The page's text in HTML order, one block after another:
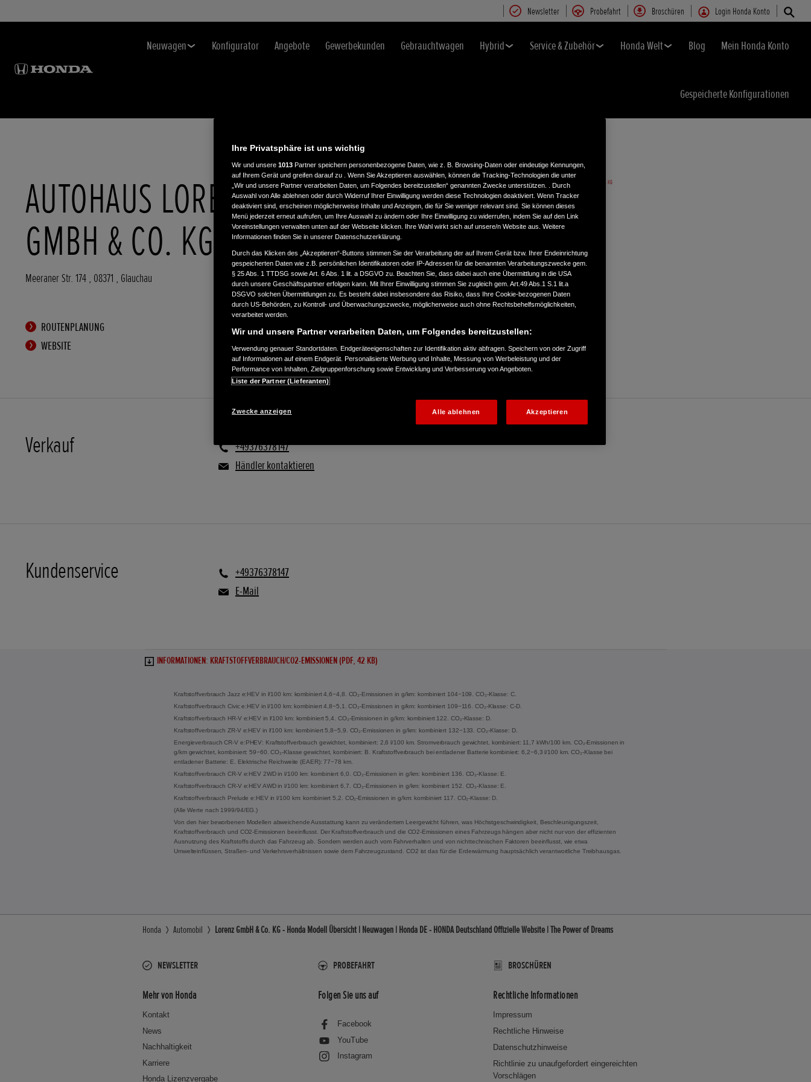
Newsletter Probefahrt Broschüren Login Honda Konto
Neuwagen Konfigurator Angebote Gewerbekunden Gebrauchtwagen Hybrid Service & Zubehör Honda Welt Blog Mein Honda Konto
Gespeicherte Konfigurationen
AUTOHAUS LORENZ
GMBH & CO. KG
Meeraner Str. 174 , 08371 , Glauchau
ROUTENPLANUNG
WEBSITE
Verkauf
+49376378147
Händler kontaktieren
Kundenservice
+49376378147
E-Mail
INFORMATIONEN: KRAFTSTOFFVERBRAUCH/CO2-EMISSIONEN (PDF, 42 KB)
Kraftstoffverbrauch Jazz e:HEV in l/100 km: kombiniert 4,6−4,8. CO₂-Emissionen in g/km: kombiniert 104−109. CO₂-Klasse: C.
Kraftstoffverbrauch Civic e:HEV in l/100 km: kombiniert 4,8−5,1. CO₂-Emissionen in g/km: kombiniert 109−116. CO₂-Klasse: C-D.
Kraftstoffverbrauch HR-V e:HEV in l/100 km: kombiniert 5,4. CO₂-Emissionen in g/km: kombiniert 122. CO₂-Klasse: D.
Kraftstoffverbrauch ZR-V e:HEV in l/100 km: kombiniert 5,8−5,9. CO₂-Emissionen in g/km: kombiniert 132−133. CO₂-Klasse: D.
Energieverbrauch CR-V e:PHEV: Kraftstoffverbrauch gewichtet, kombiniert: 2,6 l/100 km. Stromverbrauch gewichtet, kombiniert: 11,7 kWh/100 km. CO₂-Emissionen in
g/km gewichtet, kombiniert: 59−60. CO₂-Klasse gewichtet, kombiniert: B. Kraftstoffverbrauch bei entladener Batterie kombiniert: 6,2−6,3 l/100 km. CO₂-Klasse bei
entladener Batterie: E. Elektrische Reichweite (EAER): 77−78 km.
Kraftstoffverbrauch CR-V e:HEV 2WD in l/100 km: kombiniert 6,0. CO₂-Emissionen in g/km: kombiniert 136. CO₂-Klasse: E.
Kraftstoffverbrauch CR-V e:HEV AWD in l/100 km: kombiniert 6,7. CO₂-Emissionen in g/km: kombiniert 152. CO₂-Klasse: E.
Kraftstoffverbrauch Prelude e:HEV in l/100 km: kombiniert 5,2. CO₂-Emissionen in g/km: kombiniert 117. CO₂-Klasse: D.
(Alle Werte nach 1999/94/EG.)
Von den hier beworbenen Modellen abweichende Ausstattung kann zu verändertem Leergewicht führen, was Höchstgeschwindigkeit, Beschleunigungszeit,
Kraftstoffverbrauch und CO2-Emissionen beeinflusst. Der Kraftstoffverbrauch und die CO2-Emissionen eines Fahrzeugs hängen aber nicht nur von der effizienten
Ausnutzung des Kraftstoffs durch das Fahrzeug ab. Sondern werden auch vom Fahrverhalten und von nichttechnischen Faktoren beeinflusst, wie etwa
Umwelteinflüssen, Straßen- und Verkehrsverhältnissen sowie dem Fahrzeugzustand. CO2 ist das für die Erderwärmung hauptsächlich verantwortliche Treibhausgas.
Honda Automobil Lorenz GmbH & Co. KG - Honda Modell Übersicht | Neuwagen | Honda DE - HONDA Deutschland Offizielle Website | The Power of Dreams
NEWSLETTER PROBEFAHRT BROSCHÜREN
Mehr von Honda
Kontakt
News
Nachhaltigkeit
Karriere
Honda Lizenzvergabe
Folgen Sie uns auf
Facebook
YouTube
Instagram
Rechtliche Informationen
Impressum
Rechtliche Hinweise
Datenschutzhinweise
Richtlinie zu unaufgefordert eingereichten
Vorschlägen
Ihre Privatsphäre ist uns wichtig
Wir und unsere 1013 Partner speichern personenbezogene Daten, wie z. B. Browsing-Daten oder eindeutige Kennungen,
auf Ihrem Gerät und greifen darauf zu . Wenn Sie Akzeptieren auswählen, können die Tracking-Technologien die unter
„Wir und unsere Partner verarbeiten Daten, um Folgendes bereitzustellen“ genannten Zwecke unterstützen. . Durch
Auswahl von Alle ablehnen oder durch Widerruf Ihrer Einwilligung werden diese Technologien deaktiviert. Wenn Tracker
deaktiviert sind, erscheinen möglicherweise Inhalte und Anzeigen, die für Sie weniger relevant sind. Sie können dieses
Menü jederzeit erneut aufrufen, um Ihre Auswahl zu ändern oder Ihre Einwilligung zu widerrufen, indem Sie auf den Link
Voreinstellungen verwalten unten auf der Webseite klicken. Ihre Wahl wirkt sich auf unsere/n Website aus. Weitere
Informationen finden Sie in unserer Datenschutzerklärung.
Durch das Klicken des „Akzeptieren“-Buttons stimmen Sie der Verarbeitung der auf Ihrem Gerät bzw. Ihrer Endeinrichtung
gespeicherten Daten wie z.B. persönlichen Identifikatoren oder IP-Adressen für die benannten Verarbeitungszwecke gem.
§ 25 Abs. 1 TTDSG sowie Art. 6 Abs. 1 lit. a DSGVO zu. Beachten Sie, dass dabei auch eine Übermittlung in die USA
durch unsere Geschäftspartner erfolgen kann. Mit Ihrer Einwilligung stimmen Sie zugleich gem. Art.49 Abs.1 S.1 lit.a
DSGVO solchen Übermittlungen zu. Es besteht dabei insbesondere das Risiko, dass Ihre Cookie-bezogenen Daten
durch US-Behörden, zu Kontroll- und Überwachungszwecke, möglicherweise auch ohne Rechtsbehelfsmöglichkeiten,
verarbeitet werden.
Wir und unsere Partner verarbeiten Daten, um Folgendes bereitzustellen:
Verwendung genauer Standortdaten. Endgeräteeigenschaften zur Identifikation aktiv abfragen. Speichern von oder Zugriff
auf Informationen auf einem Endgerät. Personalisierte Werbung und Inhalte, Messung von Werbeleistung und der
Performance von Inhalten, Zielgruppenforschung sowie Entwicklung und Verbesserung von Angeboten.
Liste der Partner (Lieferanten)
Zwecke anzeigen Alle ablehnen Akzeptieren